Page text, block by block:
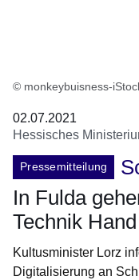
© monkeybuisness-
02.07.2021
Hessisches
Pressemitteilung
In Fulda
Technik
Kultusminister Lorz
Digitalisierung an